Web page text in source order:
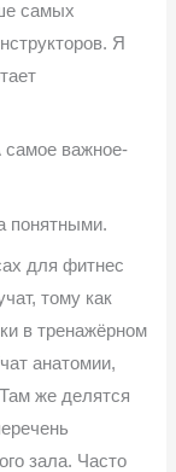
самых
Я
самое важное-
понятными.
для фитнес
тому как
в тренажёрном
анатомии,
же делятся
зала. Часто